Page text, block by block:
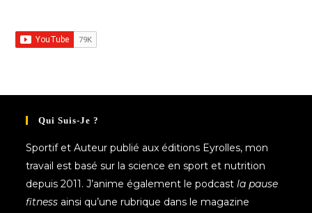
Qui Suis-Je ?
Sportif etAuteur publié aux éditions Eyrolles, mon
travail est basé sur la science en sport et nutrition
depuis 2011. J’anime également le podcastla pause
fitness ainsi qu’une rubrique dans le magazine